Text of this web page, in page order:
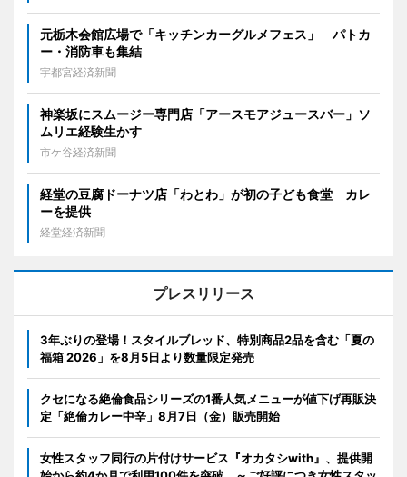
元栃木会館広場で「キッチンカーグルメフェス」 パトカ
ー・消防車も集結
宇都宮経済新聞
神楽坂にスムージー専門店「アースモアジュースバー」ソ
ムリエ経験生かす
市ケ谷経済新聞
経堂の豆腐ドーナツ店「わとわ」が初の子ども食堂 カレ
ーを提供
経堂経済新聞
プレスリリース
3年ぶりの登場！スタイルブレッド、特別商品2品を含む「夏の
福箱 2026」を8月5日より数量限定発売
クセになる絶倫食品シリーズの1番人気メニューが値下げ再販決
定「絶倫カレー中辛」8月7日（金）販売開始
女性スタッフ同行の片付けサービス『オカタシwith』、提供開